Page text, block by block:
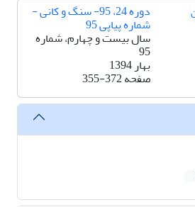
دوره 24، 95- سنگ و کانی -
شماره پیاپی 95
سال بیست و چهارم، شماره
95
بهار 1394
صفحه355-372